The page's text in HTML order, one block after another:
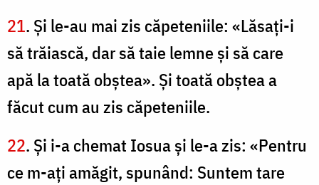
21. Şi le-au mai zis căpeteniile: «Lăsaţi-i
să trăiască, dar să taie lemne şi să care
apă la toată obştea». Şi toată obştea a
făcut cum au zis căpeteniile.
22. Şi i-a chemat Iosua şi le-a zis: «Pentru
ce m-aţi amăgit, spunând: Suntem tare